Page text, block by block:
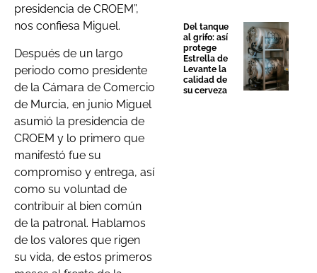
presidencia de CROEM”,
nos confiesa Miguel.
Después de un largo
periodo como presidente
de la Cámara de Comercio
de Murcia, en junio Miguel
asumió la presidencia de
CROEM y lo primero que
manifestó fue su
compromiso y entrega, así
como su voluntad de
contribuir al bien común
de la patronal. Hablamos
de los valores que rigen
su vida, de estos primeros
Del tanque
al grifo: así
protege
Estrella de
Levante la
calidad de
su cerveza